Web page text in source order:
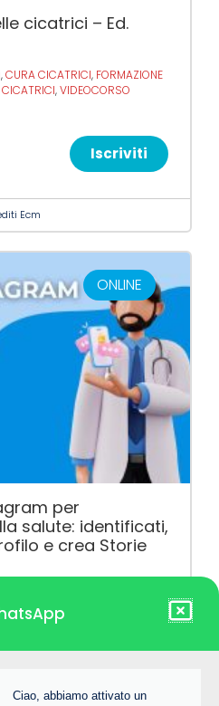
cicatrici – Ed.
,CURA CICATRICI, FORMAZIONE
,VIDEOCORSO
Iscriviti
Ecm
ONLINE
per
salute: identificati,
e crea Storie
Ecm
Ciao, abbiamo attivato un